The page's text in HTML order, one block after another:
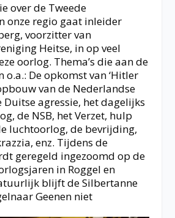
over de Tweede
onze regio gaat inleider
voorzitter van
Heitse, in op veel
oorlog. Thema’s die aan de
o.a.: De opkomst van ‘Hitler
van de Nederlandse
agressie, het dagelijks
de NSB, het Verzet, hulp
luchtoorlog, de bevrijding,
enz. Tijdens de
geregeld ingezoomd op de
in Roggel en
blijft de Silbertanne
Geenen niet